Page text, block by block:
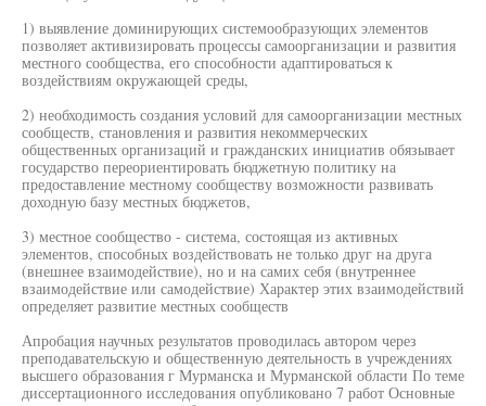
1) выявление доминирующих системообразующих элементов
позволяет активизировать процессы самоорганизации и развития
местного сообщества, его способности адаптироваться к
воздействиям окружающей среды,
2) необходимость создания условий для самоорганизации местных
сообществ, становления и развития некоммерческих
общественных организаций и гражданских инициатив обязывает
государство переориентировать бюджетную политику на
предоставление местному сообществу возможности развивать
доходную базу местных бюджетов,
3) местное сообщество - система, состоящая из активных
элементов, способных воздействовать не только друг на друга
(внешнее взаимодействие), но и на самих себя (внутреннее
взаимодействие или самодействие) Характер этих взаимодействий
определяет развитие местных сообществ
Апробация научных результатов проводилась автором через
преподавательскую и общественную деятельность в учреждениях
высшего образования г Мурманска и Мурманской области По теме
диссертационного исследования опубликовано 7 работ Основные